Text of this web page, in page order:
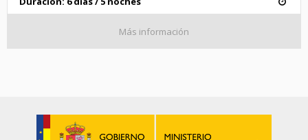
Más información